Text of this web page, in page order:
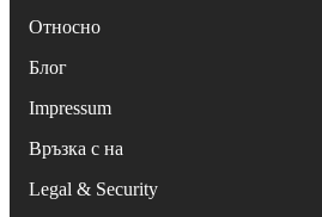
Относно
Блог
Impressum
Връзка с на
Legal & Security